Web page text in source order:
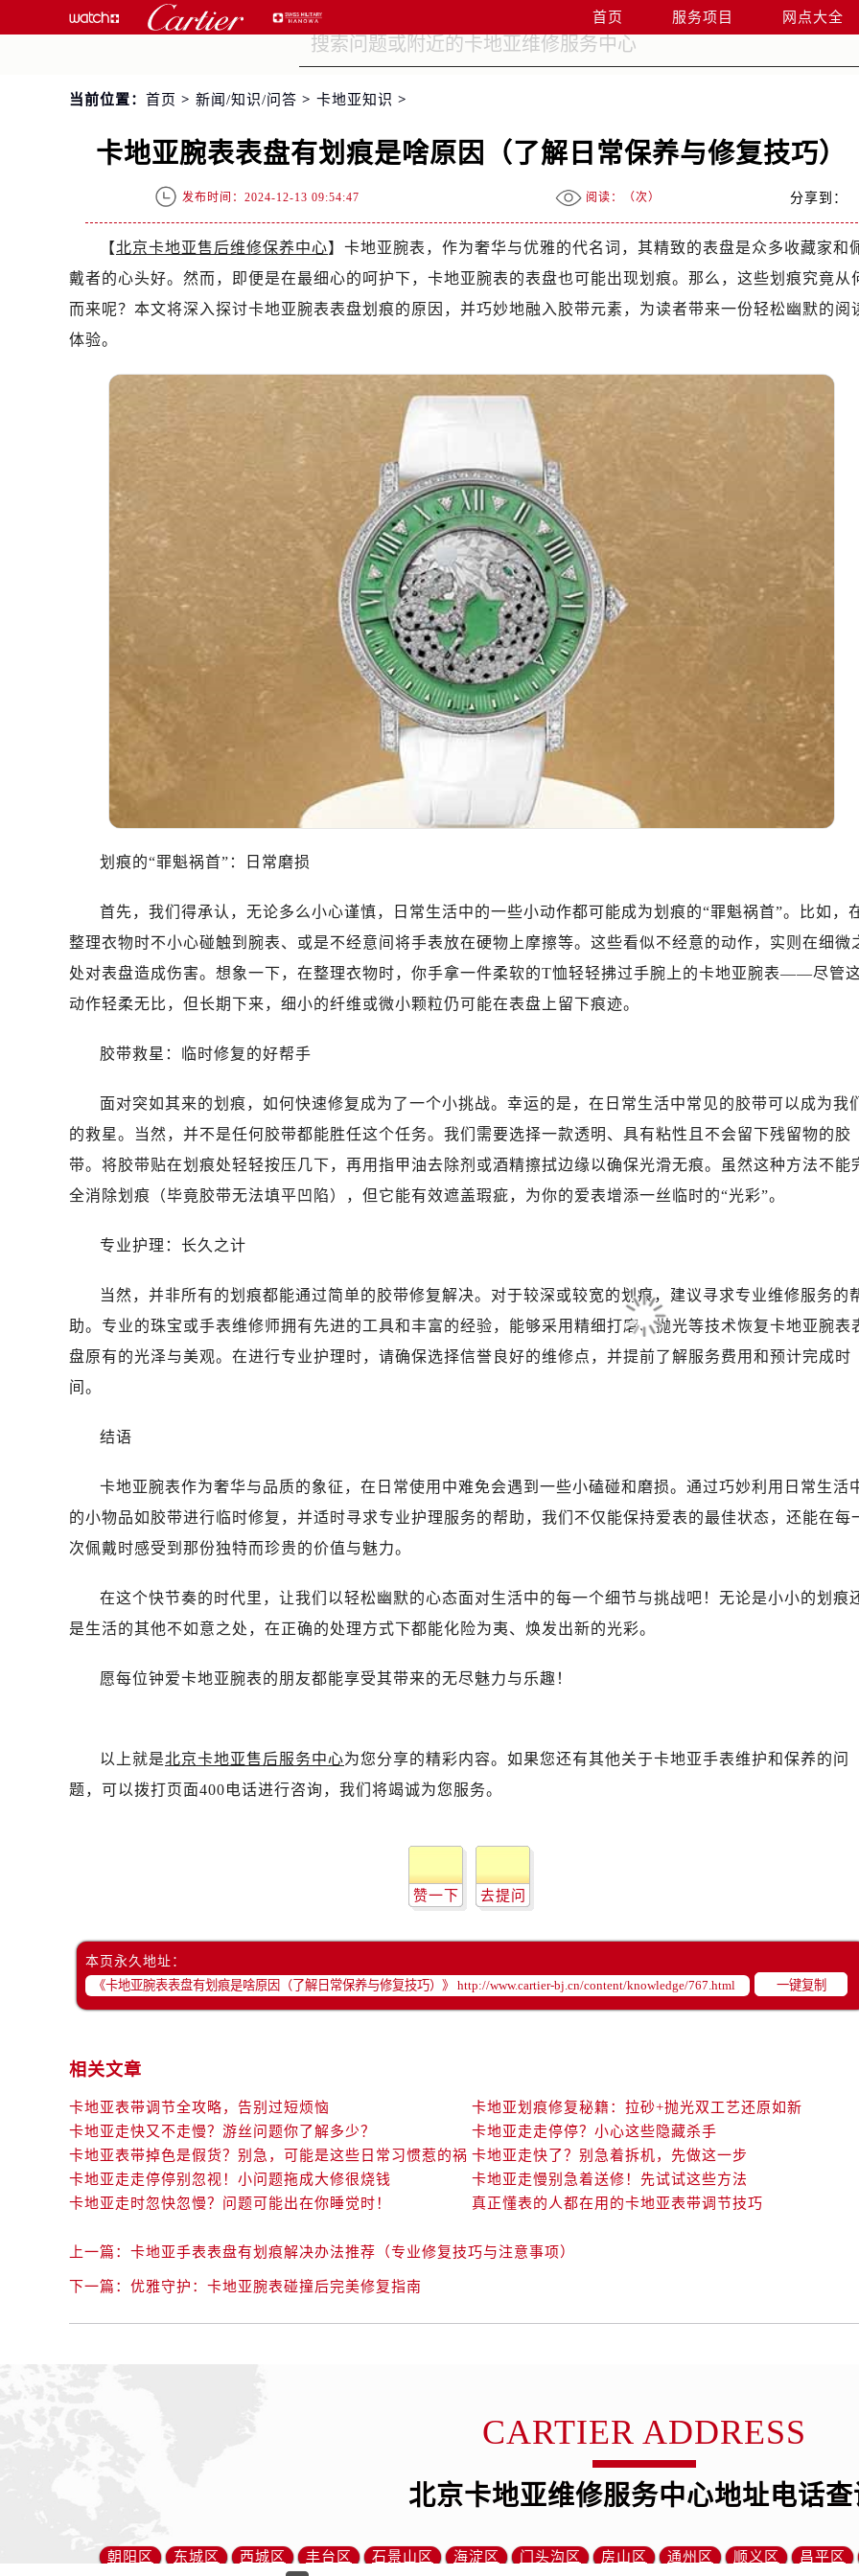
首页 服务项目 网点大全
当前位置： 首页 > 新闻/知识/问答 > 卡地亚知识 >
卡地亚腕表表盘有划痕是啥原因（了解日常保养与修复技巧）
发布时间：2024-12-13 09:54:47 阅读：（次） 分享到：
【北京卡地亚售后维修保养中心】卡地亚腕表，作为奢华与优雅的代名词，其精致的表盘是众多收藏家和
戴者的心头好。然而，即便是在最细心的呵护下，卡地亚腕表的表盘也可能出现划痕。那么，这些划痕究竟从
而来呢？本文将深入探讨卡地亚腕表表盘划痕的原因，并巧妙地融入胶带元素，为读者带来一份轻松幽默的阅
体验。
划痕的“罪魁祸首”：日常磨损
首先，我们得承认，无论多么小心谨慎，日常生活中的一些小动作都可能成为划痕的“罪魁祸首”。比如，
整理衣物时不小心碰触到腕表、或是不经意间将手表放在硬物上摩擦等。这些看似不经意的动作，实则在细微
处对表盘造成伤害。想象一下，在整理衣物时，你手拿一件柔软的T恤轻轻拂过手腕上的卡地亚腕表——尽管
动作轻柔无比，但长期下来，细小的纤维或微小颗粒仍可能在表盘上留下痕迹。
胶带救星：临时修复的好帮手
面对突如其来的划痕，如何快速修复成为了一个小挑战。幸运的是，在日常生活中常见的胶带可以成为我们
的救星。当然，并不是任何胶带都能胜任这个任务。我们需要选择一款透明、具有粘性且不会留下残留物的胶
带。将胶带贴在划痕处轻轻按压几下，再用指甲油去除剂或酒精擦拭边缘以确保光滑无痕。虽然这种方法不能
全消除划痕（毕竟胶带无法填平凹陷），但它能有效遮盖瑕疵，为你的爱表增添一丝临时的“光彩”。
专业护理：长久之计
当然，并非所有的划痕都能通过简单的胶带修复解决。对于较深或较宽的划痕，建议寻求专业维修服务的
助。专业的珠宝或手表维修师拥有先进的工具和丰富的经验，能够采用精细打磨、抛光等技术恢复卡地亚腕表
盘原有的光泽与美观。在进行专业护理时，请确保选择信誉良好的维修点，并提前了解服务费用和预计完成时
间。
结语
卡地亚腕表作为奢华与品质的象征，在日常使用中难免会遇到一些小磕碰和磨损。通过巧妙利用日常生活
的小物品如胶带进行临时修复，并适时寻求专业护理服务的帮助，我们不仅能保持爱表的最佳状态，还能在每
次佩戴时感受到那份独特而珍贵的价值与魅力。
在这个快节奏的时代里，让我们以轻松幽默的心态面对生活中的每一个细节与挑战吧！无论是小小的划痕
是生活的其他不如意之处，在正确的处理方式下都能化险为夷、焕发出新的光彩。
愿每位钟爱卡地亚腕表的朋友都能享受其带来的无尽魅力与乐趣！
以上就是北京卡地亚售后服务中心为您分享的精彩内容。如果您还有其他关于卡地亚手表维护和保养的问
题，可以拨打页面400电话进行咨询，我们将竭诚为您服务。
赞一下 去提问
本页永久地址：
一键复制
相关文章
卡地亚表带调节全攻略，告别过短烦恼
卡地亚划痕修复秘籍：拉砂+抛光双工艺还原如新
卡地亚走快又不走慢？游丝问题你了解多少？
卡地亚走走停停？小心这些隐藏杀手
卡地亚表带掉色是假货？别急，可能是这些日常习惯惹的祸 卡地亚走快了？别急着拆机，先做这一步
卡地亚走走停停别忽视！小问题拖成大修很烧钱
卡地亚走慢别急着送修！先试试这些方法
卡地亚走时忽快忽慢？问题可能出在你睡觉时！
真正懂表的人都在用的卡地亚表带调节技巧
上一篇： 卡地亚手表表盘有划痕解决办法推荐（专业修复技巧与注意事项）
下一篇： 优雅守护：卡地亚腕表碰撞后完美修复指南
CARTIER ADDRESS
北京卡地亚维修服务中心地址电话查
朝阳区 东城区 西城区 丰台区 石景山区 海淀区 门头沟区 房山区 通州区 顺义区 昌平区